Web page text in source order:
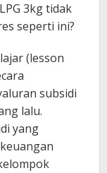
3kg tidak
seperti ini?
(lesson
subsidi
lalu.
yang